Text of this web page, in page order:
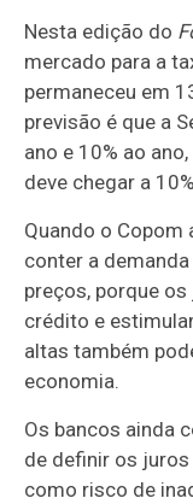
Nesta edição do
mercado para a
permaneceu em
previsão é que a
ano e 10% ao
deve chegar a
Quando o Copom
conter a
preços, porque
crédito e
altas também
economia.
Os bancos ainda
de definir os
como risco de